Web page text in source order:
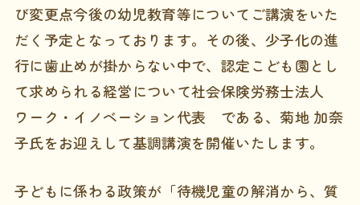
び変更点今後の幼児教育等についてご講演をいた
だく予定となっております。その後、少子化の進
行に歯止めが掛からない中で、認定こども園とし
て求められる経営について社会保険労務士法人
ワーク・イノベーション代表 である、菊地 加奈
子氏をお迎えして基調講演を開催いたします。
子どもに係わる政策が「待機児童の解消から、質